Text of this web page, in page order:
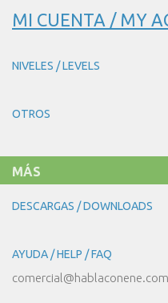
MI CUENTA / MY
NIVELES / LEVELS
OTROS
MÁS
DESCARGAS / DOWNLOADS
AYUDA / HELP / FAQ